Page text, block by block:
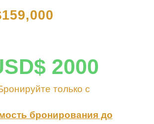
только с
2000
бронирования до